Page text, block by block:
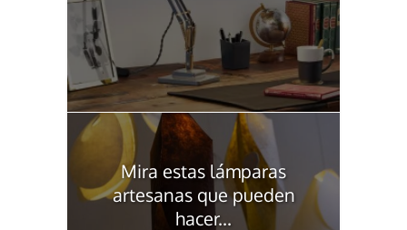
Mira estas lámparas
artesanas que pueden
hacer...